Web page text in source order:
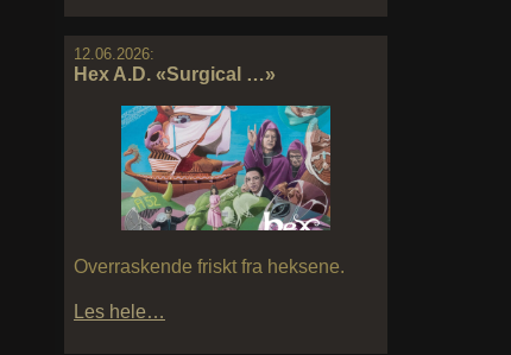
12.06.2026:
Hex A.D. «Surgical …»
Overraskende friskt fra heksene.
Les hele…